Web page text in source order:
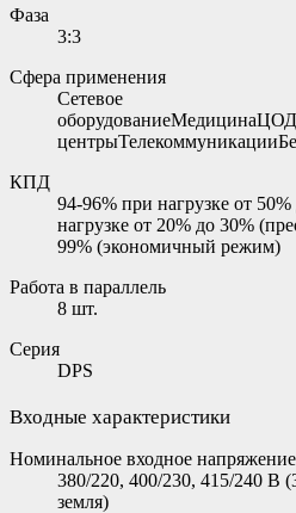
Фаза
3:3
Сфера применения
Сетевое
КПД
94-96% при нагрузке от
нагрузке от 20% до 30%
99% (экономичный режим)
Работа в параллель
8 шт.
Серия
DPS
Входные характеристики
Номинальное входное напряжение
380/220, 400/230, 415/240 В
земля)